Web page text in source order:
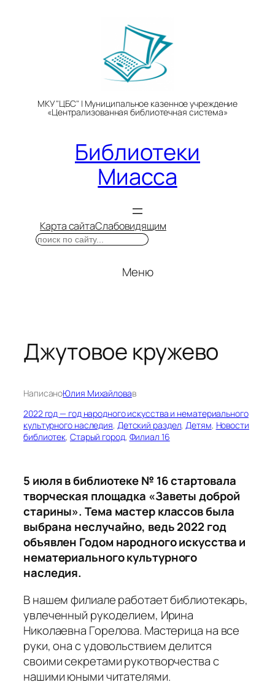
МКУ "ЦБС" | Муниципальное казенное учреждение
«Централизованная библиотечная система»
Библиотеки
Миасса
Карта сайтаСлабовидящим
Поиск
Меню
Джутовое кружево
НаписаноЮлия Михайловав
2022 год — год народного искусства и нематериального
культурного наследия, Детский раздел, Детям, Новости
библиотек, Старый город, Филиал 16
5 июля в библиотеке № 16 стартовала
творческая площадка «Заветы доброй
старины». Тема мастер классов была
выбрана неслучайно, ведь 2022 год
объявлен Годом народного искусства и
нематериального культурного
наследия.
В нашем филиале работает библиотекарь,
увлеченный рукоделием, Ирина
Николаевна Горелова. Мастерица на все
руки, она с удовольствием делится
своими секретами рукотворчества с
нашими юными читателями.